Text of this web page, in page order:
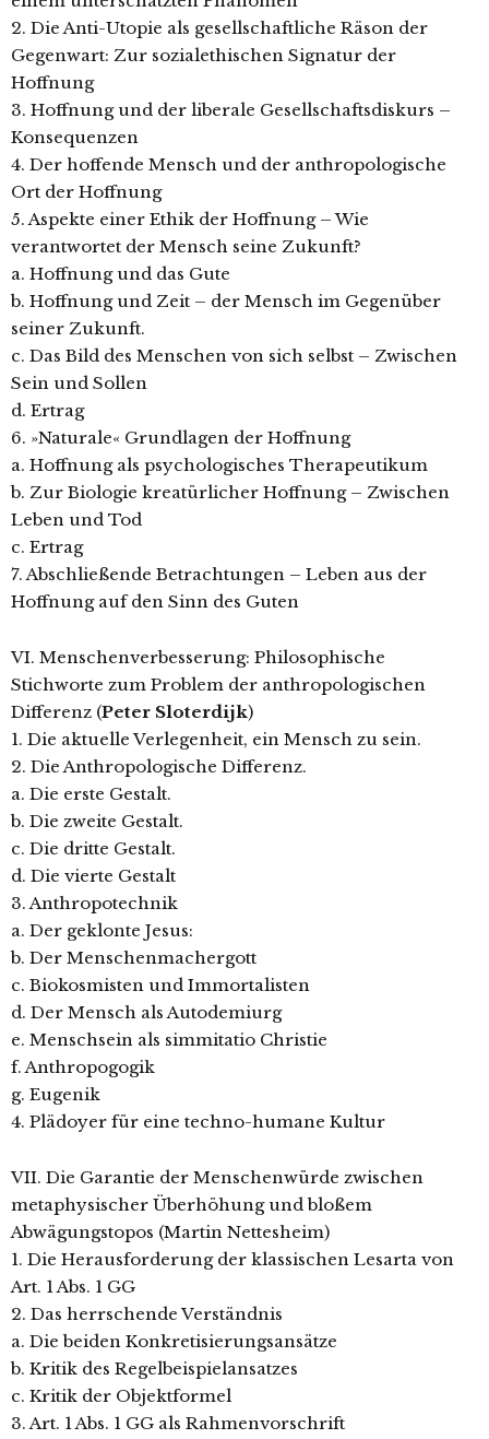
2. Die Anti-Utopie als gesellschaftliche Räson der
Gegenwart: Zur sozialethischen Signatur der
Hoffnung
3. Hoffnung und der liberale Gesellschaftsdiskurs –
Konsequenzen
4. Der hoffende Mensch und der anthropologische
Ort der Hoffnung
5. Aspekte einer Ethik der Hoffnung – Wie
verantwortet der Mensch seine Zukunft?
a. Hoffnung und das Gute
b. Hoffnung und Zeit – der Mensch im Gegenüber
seiner Zukunft.
c. Das Bild des Menschen von sich selbst – Zwischen
Sein und Sollen
d. Ertrag
6. »Naturale« Grundlagen der Hoffnung
a. Hoffnung als psychologisches Therapeutikum
b. Zur Biologie kreatürlicher Hoffnung – Zwischen
Leben und Tod
c. Ertrag
7. Abschließende Betrachtungen – Leben aus der
Hoffnung auf den Sinn des Guten
VI. Menschenverbesserung: Philosophische
Stichworte zum Problem der anthropologischen
Differenz (Peter Sloterdijk)
1. Die aktuelle Verlegenheit, ein Mensch zu sein.
2. Die Anthropologische Differenz.
a. Die erste Gestalt.
b. Die zweite Gestalt.
c. Die dritte Gestalt.
d. Die vierte Gestalt
3. Anthropotechnik
a. Der geklonte Jesus:
b. Der Menschenmachergott
c. Biokosmisten und Immortalisten
d. Der Mensch als Autodemiurg
e. Menschsein als simmitatio Christie
f. Anthropogogik
g. Eugenik
4. Plädoyer für eine techno-humane Kultur
VII. Die Garantie der Menschenwürde zwischen
metaphysischer Überhöhung und bloßem
Abwägungstopos (Martin Nettesheim)
1. Die Herausforderung der klassischen Lesarta von
Art. 1 Abs. 1 GG
2. Das herrschende Verständnis
a. Die beiden Konkretisierungsansätze
b. Kritik des Regelbeispielansatzes
c. Kritik der Objektformel
3. Art. 1 Abs. 1 GG als Rahmenvorschrift